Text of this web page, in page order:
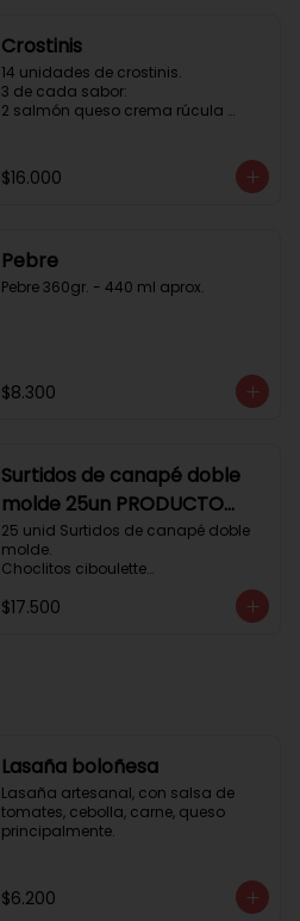
Crostinis
14 unidades de crostinis.
3 de cada sabor:
2 salmón queso crema rúcula
caramelizada y miel.
3 camaron queso crema rúcula.
$16.000
Pebre
Pebre 360gr. - 440 ml aprox.
$8.300
Surtidos de canapé doble
molde 25un PRODUCTO
DELICADO .
25 unid Surtidos de canapé doble
molde.
Choclitos ciboulette
Tomate aji verde.
$17.500
Lasaña boloñesa
Lasaña artesanal, con salsa de
tomates, cebolla, carne, queso
principalmente.
$6.200